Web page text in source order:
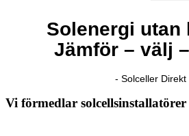
Solenergi utan
Jämför – välj
- Solceller Direkt
Vi förmedlar